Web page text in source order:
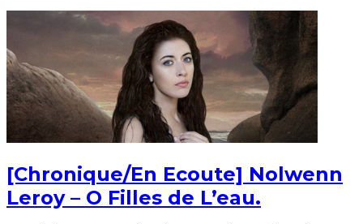
[Chronique/En Ecoute] Nolwenn
Leroy – O Filles de L’eau.